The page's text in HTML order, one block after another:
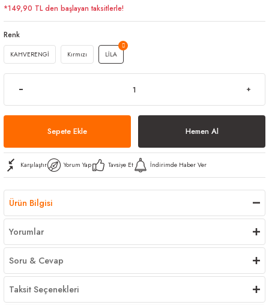
Mikrofiber Bezler
Kovalar
*149,90 TL den başlayan taksitlerle!
Renk
KAHVERENGİ Kırmızı LİLA
Sepete Ekle Hemen Al
Karşılaştır Yorum Yap Tavsiye Et İndirimde Haber Ver
Ürün Bilgisi
Yorumlar
Soru & Cevap
Taksit Seçenekleri